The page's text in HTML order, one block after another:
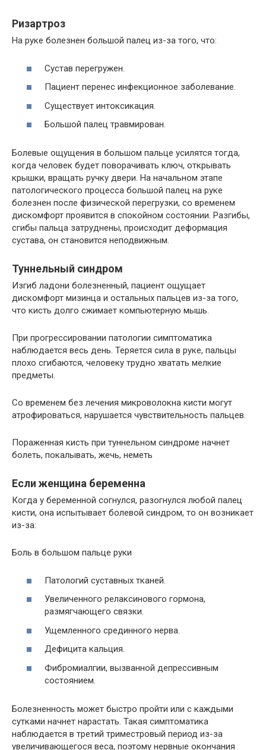
Ризартроз
На руке болезнен большой палец из-за того, что:
Сустав перегружен.
Пациент перенес инфекционное заболевание.
Существует интоксикация.
Большой палец травмирован.
Болевые ощущения в большом пальце усилятся тогда,
когда человек будет поворачивать ключ, открывать
крышки, вращать ручку двери. На начальном этапе
патологического процесса большой палец на руке
болезнен после физической перегрузки, со временем
дискомфорт проявится в спокойном состоянии. Разгибы,
сгибы пальца затруднены, происходит деформация
сустава, он становится неподвижным.
Туннельный синдром
Изгиб ладони болезненный, пациент ощущает
дискомфорт мизинца и остальных пальцев из-за того,
что кисть долго сжимает компьютерную мышь.
При прогрессировании патологии симптоматика
наблюдается весь день. Теряется сила в руке, пальцы
плохо сгибаются, человеку трудно хватать мелкие
предметы.
Со временем без лечения микроволокна кисти могут
атрофироваться, нарушается чувствительность пальцев.
Пораженная кисть при туннельном синдроме начнет
болеть, покалывать, жечь, неметь
Если женщина беременна
Когда у беременной согнулся, разогнулся любой палец
кисти, она испытывает болевой синдром, то он возникает
из-за:
Боль в большом пальце руки
Патологий суставных тканей.
Увеличенного релаксинового гормона,
размягчающего связки.
Ущемленного срединного нерва.
Дефицита кальция.
Фибромиалгии, вызванной депрессивным
состоянием.
Болезненность может быстро пройти или с каждыми
сутками начнет нарастать. Такая симптоматика
наблюдается в третий триместровый период из-за
увеличивающегося веса, поэтому нервные окончания